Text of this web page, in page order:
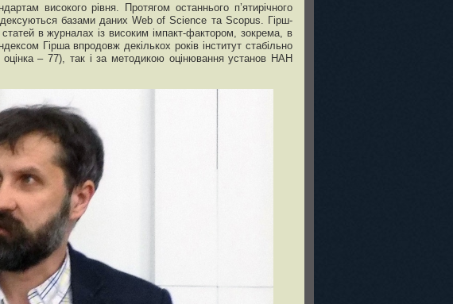
високого рівня. Протягом останнього п’ятирічного
базами даних Web of Science та Scopus. Гірш-
в журналах із високим імпакт-фактором, зокрема, в
Гірша впродовж декількох років інститут стабільно
оцінка – 77), так і за методикою оцінювання установ НАН